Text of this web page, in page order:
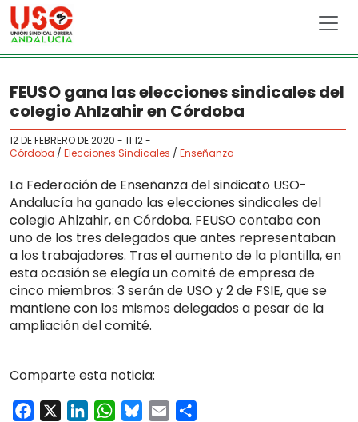
Skip to main content
FEUSO gana las elecciones sindicales del
colegio Ahlzahir en Córdoba
12 DE FEBRERO DE 2020 - 11:12-
Córdoba / Elecciones Sindicales / Enseñanza
La Federación de Enseñanza del sindicato USO-
Andalucía ha ganado las elecciones sindicales del
colegio Ahlzahir, en Córdoba. FEUSO contaba con
uno de los tres delegados que antes representaban
a los trabajadores. Tras el aumento de la plantilla, en
esta ocasión se elegía un comité de empresa de
cinco miembros: 3 serán de USO y 2 de FSIE, que se
mantiene con los mismos delegados a pesar de la
ampliación del comité.
Comparte esta noticia:
Facebook LinkedInWhatsApp
Bluesky
Email